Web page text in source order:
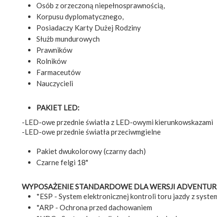
Osób z orzeczoną niepełnosprawnością,
Korpusu dyplomatycznego,
Posiadaczy Karty Dużej Rodziny
Służb mundurowych
Prawników
Rolników
Farmaceutów
Nauczycieli
PAKIET LED:
-LED-owe przednie światła z LED-owymi kierunkowskazami
-LED-owe przednie światła przeciwmgielne
Pakiet dwukolorowy (czarny dach)
Czarne felgi 18"
WYPOSAŻENIE STANDARDOWE DLA WERSJI
*ESP - System elektronicznej kontroli toru jazdy z
*ARP - Ochrona przed dachowaniem